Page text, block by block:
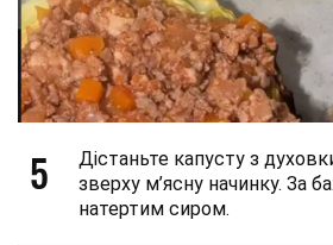
5
Дістаньте капусту з
зверху м’ясну начинку. За
натертим сиром.